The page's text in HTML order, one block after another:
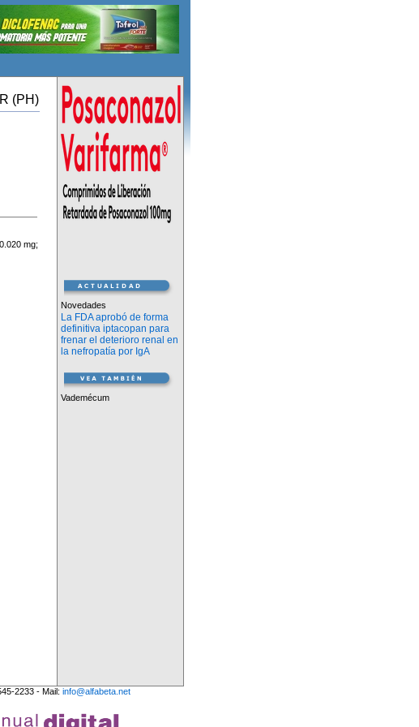
(PH)
mg;
Novedades
La FDA aprobó de forma
definitiva iptacopan para
frenar el deterioro renal en
la nefropatía por IgA
Vademécum
2233 - Mail: info@alfabeta.net